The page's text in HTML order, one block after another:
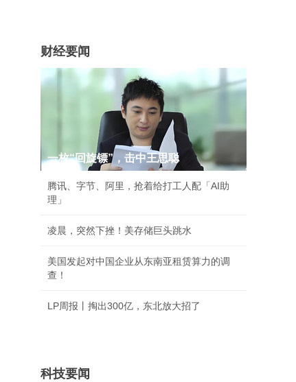
财经要闻
一枚“回旋镖”，击中王思聪
腾讯、字节、阿里，抢着给打工人配「AI助
理」
凌晨，突然下挫！美存储巨头跳水
美国发起对中国企业从东南亚租赁算力的调
查！
LP周报丨掏出300亿，东北放大招了
科技要闻